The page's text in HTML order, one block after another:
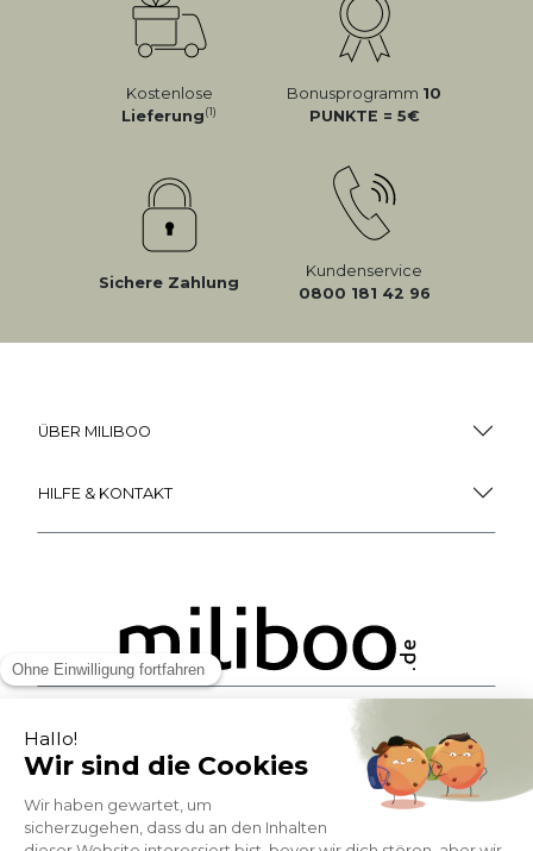
Kostenlose
Lieferung(1)
Bonusprogramm 10
PUNKTE = 5
Sichere Zahlung
Kundenservice
0800 181 42 96
ÜBER MILIBOO
HILFE & KONTAKT
ZAHLUNGSMÖGLICHKEITEN